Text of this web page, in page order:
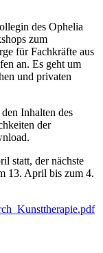
des Ophelia
zum
für Fachkräfte aus
an. Es geht um
und privaten
Inhalten des
der
statt, der nächste
13. April bis zum 4.